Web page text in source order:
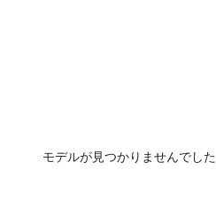
モデルが見つかりませんでした